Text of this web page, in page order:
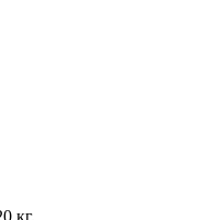
кг.